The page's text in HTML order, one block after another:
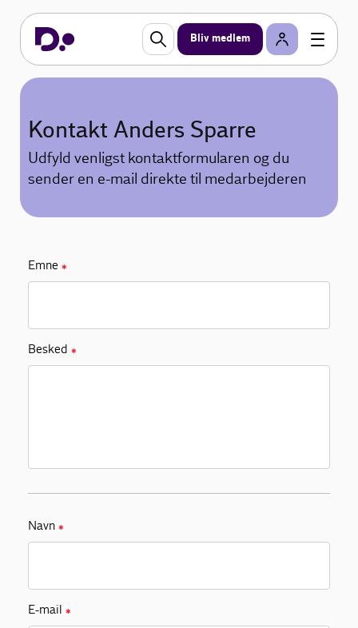
Bliv medlem
Kontakt Anders Sparre
Udfyld venligst kontaktformularen og du
sender en e-mail direkte til medarbejderen
Emne ✱
Besked ✱
Navn ✱
E-mail ✱